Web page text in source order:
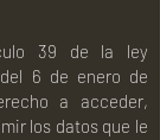
39 de la ley
6 de enero de
a acceder,
los datos que le